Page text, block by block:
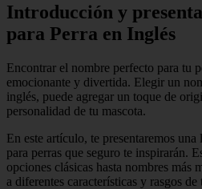
Introducción y
para Perra en Inglés
Encontrar el nombre perfecto para tu
emocionante y divertida. Elegir un
inglés, puede agregar un toque de
personalidad de tu mascota.
En este artículo, te presentaremos
para perras que seguro te inspirarán.
opciones clásicas hasta nombres más
a diferentes características y rasgos